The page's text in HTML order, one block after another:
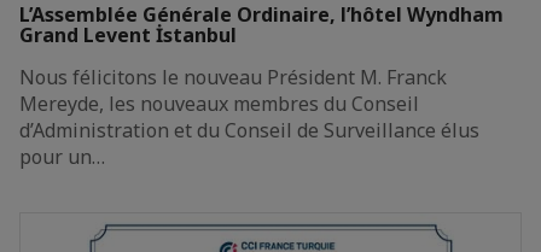
L’Assemblée Générale Ordinaire, l’hôtel Wyndham
Grand Levent İstanbul
Nous félicitons le nouveau Président M. Franck
Mereyde, les nouveaux membres du Conseil
d’Administration et du Conseil de Surveillance élus
pour un…